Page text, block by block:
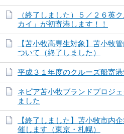
（終了しました）５／２６英
カイ」が初寄港します！！
【苫小牧高専生対象】苫小牧
ついて（終了しました）
平成３１年度のクルーズ船寄
ネピア苫小牧ブランドプロジ
ました
【終了しました】苫小牧市内
催します（東京・札幌）